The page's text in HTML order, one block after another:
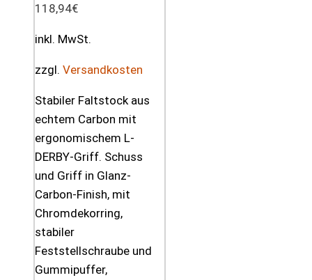
118,94€
inkl. MwSt.
zzgl. Versandkosten
Stabiler Faltstock aus
echtem Carbon mit
ergonomischem L-
DERBY-Griff. Schuss
und Griff in Glanz-
Carbon-Finish, mit
Chromdekorring,
stabiler
Feststellschraube und
Gummipuffer,